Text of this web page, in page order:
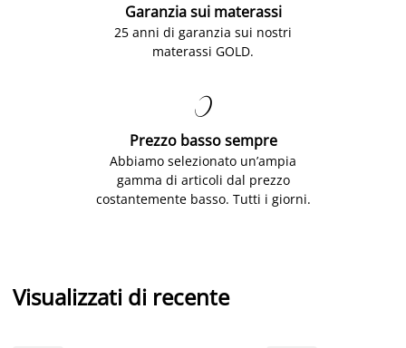
Garanzia sui materassi
25 anni di garanzia sui nostri
materassi GOLD.

Prezzo basso sempre
Abbiamo selezionato un’ampia
gamma di articoli dal prezzo
costantemente basso. Tutti i giorni.
Visualizzati di recente